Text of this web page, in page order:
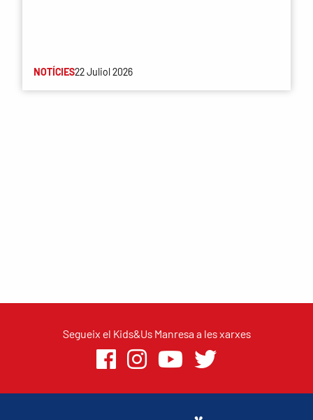
NOTÍCIES22 Juliol 2026
Segueix el Kids&Us Manresa a les xarxes